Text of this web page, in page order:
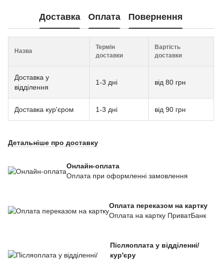
Доставка Оплата Повернення
Назва
Термін
доставки
Вартість
доставки
Доставка у
відділення
1-3 дні від 80 грн
Доставка кур'єром 1-3 дні від 90 грн
Детальніше про доставку
Онлайн-оплата
Оплата при оформленні замовлення
Оплата переказом на картку
Оплата на картку ПриватБанк
Післяоплата у відділенні/
кур'єру